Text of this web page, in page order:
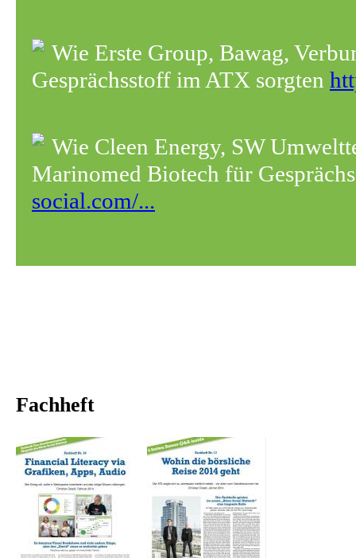
Wie Erste Group, Bawag,
Gesprächsstoff im ATX sorgten
Wie Cleen Energy, SW
Marinomed Biotech für
social.com/...
Fachheft